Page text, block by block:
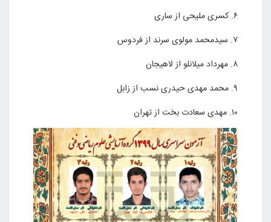
۶. کسری ملیحی از ساری
۷. سیدمحمد مولوی سرند از فردوس
۸. مهرداد میلانلو از لاهیجان
۹. محمد مهدی حیدری نسب از زابل
۱۰. مهدی سعادت بخت از تهران